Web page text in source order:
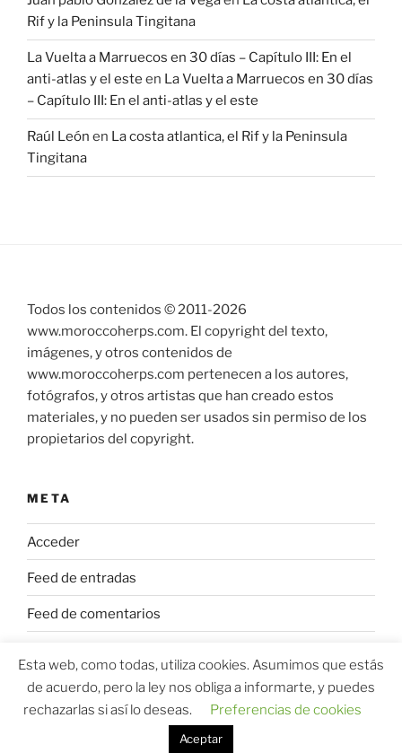
Rif y la Peninsula Tingitana
La Vuelta a Marruecos en 30 días – Capítulo III: En el
anti-atlas y el este en La Vuelta a Marruecos en 30 días
– Capítulo III: En el anti-atlas y el este
Raúl León en La costa atlantica, el Rif y la Peninsula
Tingitana
Todos los contenidos © 2011-2026
www.moroccoherps.com. El copyright del texto,
imágenes, y otros contenidos de
www.moroccoherps.com pertenecen a los autores,
fotógrafos, y otros artistas que han creado estos
materiales, y no pueden ser usados sin permiso de los
propietarios del copyright.
META
Acceder
Feed de entradas
Feed de comentarios
Esta web, como todas, utiliza cookies. Asumimos que estás
de acuerdo, pero la ley nos obliga a informarte, y puedes
rechazarlas si así lo deseas.
Preferencias de cookies
Aceptar